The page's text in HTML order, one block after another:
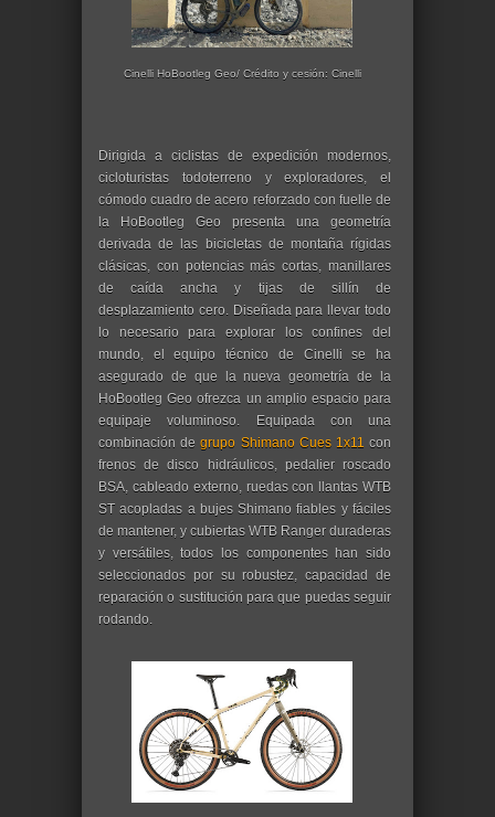
Cinelli HoBootleg Geo/ Crédito y cesión: Cinelli
Dirigida a ciclistas de expedición modernos,
cicloturistas todoterreno y exploradores, el
cómodo cuadro de acero reforzado con fuelle de
la HoBootleg Geo presenta una geometría
derivada de las bicicletas de montaña rígidas
clásicas, con potencias más cortas, manillares
de caída ancha y tijas de sillín de
desplazamiento cero. Diseñada para llevar todo
lo necesario para explorar los confines del
mundo, el equipo técnico de Cinelli se ha
asegurado de que la nueva geometría de la
HoBootleg Geo ofrezca un amplio espacio para
equipaje voluminoso. Equipada con una
combinación degrupo Shimano Cues 1x11 con
frenos de disco hidráulicos, pedalier roscado
BSA, cableado externo, ruedas con llantas WTB
ST acopladas a bujes Shimano fiables y fáciles
de mantener, y cubiertas WTB Ranger duraderas
y versátiles, todos los componentes han sido
seleccionados por su robustez, capacidad de
reparación o sustitución para que puedas seguir
rodando.